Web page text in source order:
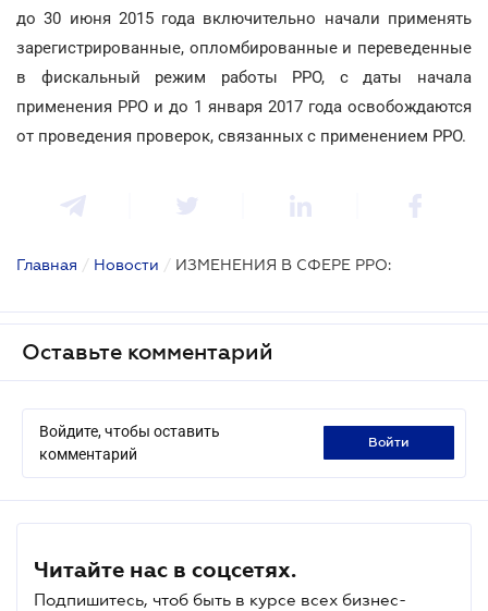
до 30 июня 2015 года включительно начали применять
зарегистрированные, опломбированные и переведенные
в фискальный режим работы РРО, с даты начала
применения РРО и до 1 января 2017 года освобождаются
от проведения проверок, связанных с применением РРО.
Главная / Новости / ИЗМЕНЕНИЯ В СФЕРЕ РРО:
Оставьте комментарий
Войдите, чтобы оставить
комментарий
войти
Читайте нас в соцсетях.
Подпишитесь, чтоб быть в курсе всех бизнес-